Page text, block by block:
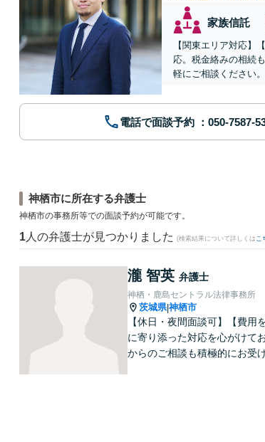
家族信託
【関東エリア対応】
応。税金絡みの相続
軽にご相談ください。
電話で面談予約
神栖市に所在する弁護士
神栖市の事務所等での面談予約が可能です。
1 人の弁護士が見つかりました (検索結果について詳しくは こ
瀧 智英 弁護士
神栖・鹿島セントラル法律事務所
茨城県|神栖市
【休日・夜間面談可】【費
に寄り添った対応を心がけて
からのご相談も積極的にお受